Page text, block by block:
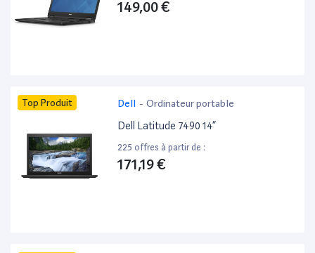
149,00 €
Top Produit Dell - Ordinateur portable
Dell Latitude 7490 14”
225 offres à partir de :
171,19 €